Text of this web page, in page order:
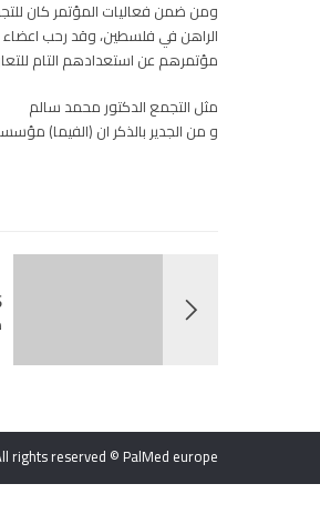
ومن ضمن فعاليات المؤتمر كان
الراهن في فلسطين، وقد رحب
مؤتمرهم عن استعدادهم التام
مثل التجمع الدكتور محمد سالم
و من الجدير بالذكر ان (الفيما) مؤسسة عالميه ينتمي اليها مايقارب 2400 طبيب كاعضاء فعالين في
rights reserved © PalMed europe